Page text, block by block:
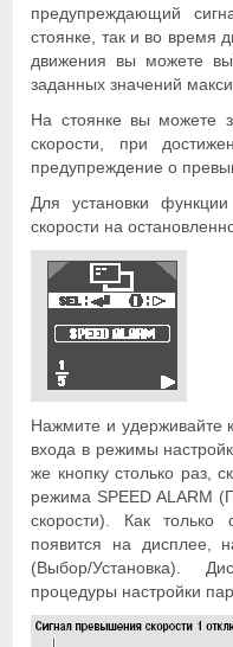
предупреждающий
стоянке, так и во время
движения вы можете
заданных значений
На стоянке вы можете
скорости, при
предупреждение о
Для установки
скорости на
Нажмите и удерживайте
входа в режимы
же кнопку столько раз,
режима SPEED ALARM
скорости). Как только
появится на дисплее,
(Выбор/Установка).
процедуры настройки